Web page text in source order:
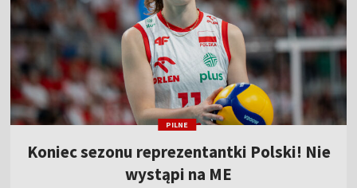
PILNE
Koniec sezonu reprezentantki Polski! Nie
wystąpi na ME